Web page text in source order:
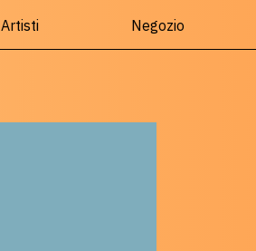
Artisti Negozio